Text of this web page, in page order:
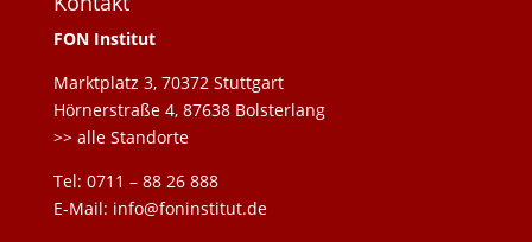
FON Institut
Marktplatz 3, 70372 Stuttgart
Hörnerstraße 4, 87638 Bolsterlang
>> alle Standorte
Tel: 0711 – 88 26 888
E-Mail: info@foninstitut.de